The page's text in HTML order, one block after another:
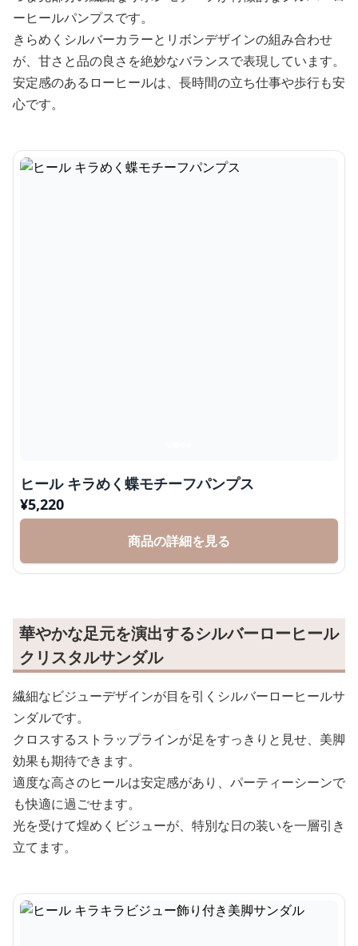
ーヒールパンプスです。
きらめくシルバーカラーとリボンデザインの組み合わせ
が、甘さと品の良さを絶妙なバランスで表現しています。
安定感のあるローヒールは、長時間の立ち仕事や歩行も安
心です。
ヒール キラめく蝶モチーフパンプス
¥5,220
商品の詳細を見る
華やかな足元を演出するシルバーローヒール
クリスタルサンダル
繊細なビジューデザインが目を引くシルバーローヒールサ
ンダルです。
クロスするストラップラインが足をすっきりと見せ、美脚
効果も期待できます。
適度な高さのヒールは安定感があり、パーティーシーンで
も快適に過ごせます。
光を受けて煌めくビジューが、特別な日の装いを一層引き
立てます。